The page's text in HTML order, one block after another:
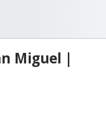
Miguel |